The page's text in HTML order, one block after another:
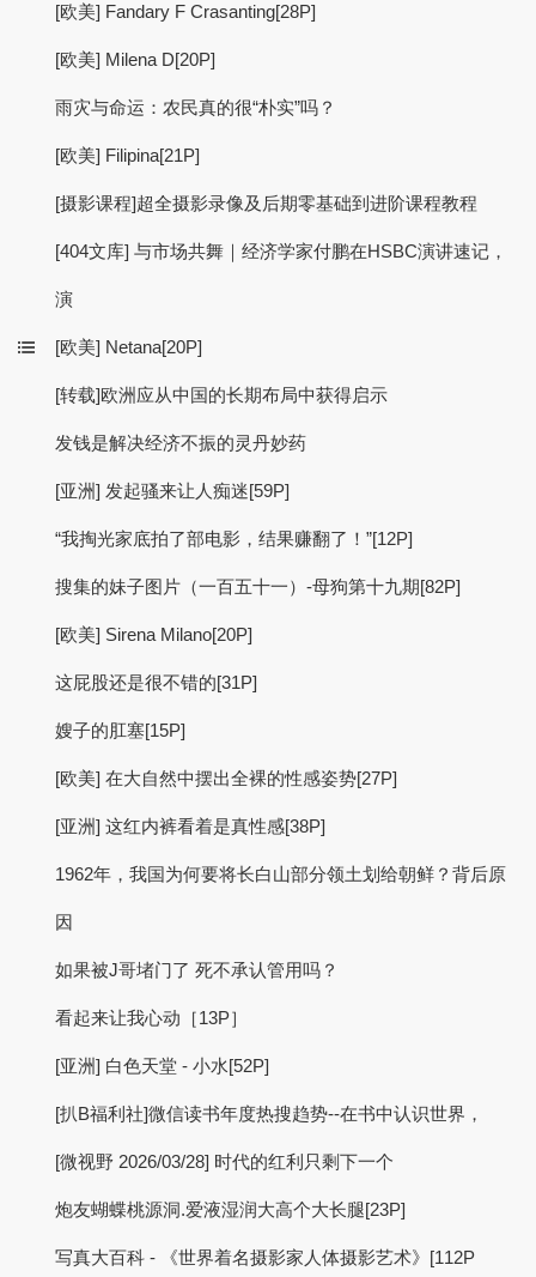
[欧美] Fandary F Crasanting[28P]
[欧美] Milena D[20P]
雨灾与命运：农民真的很“朴实”吗？
[欧美] Filipina[21P]
[摄影课程]超全摄影录像及后期零基础到进阶课程教程
[404文库] 与市场共舞｜经济学家付鹏在HSBC演讲速记，
演
[欧美] Netana[20P]
[转载]欧洲应从中国的长期布局中获得启示
发钱是解决经济不振的灵丹妙药
[亚洲] 发起骚来让人痴迷[59P]
“我掏光家底拍了部电影，结果赚翻了！”[12P]
搜集的妹子图片（一百五十一）-母狗第十九期[82P]
[欧美] Sirena Milano[20P]
这屁股还是很不错的[31P]
嫂子的肛塞[15P]
[欧美] 在大自然中摆出全裸的性感姿势[27P]
[亚洲] 这红内裤看着是真性感[38P]
1962年，我国为何要将长白山部分领土划给朝鲜？背后原
因
如果被J哥堵门了 死不承认管用吗？
看起来让我心动［13P］
[亚洲] 白色天堂 - 小水[52P]
[扒B福利社]微信读书年度热搜趋势--在书中认识世界，
[微视野 2026/03/28] 时代的红利只剩下一个
炮友蝴蝶桃源洞.爱液湿润大高个大长腿[23P]
写真大百科 - 《世界着名摄影家人体摄影艺术》[112P